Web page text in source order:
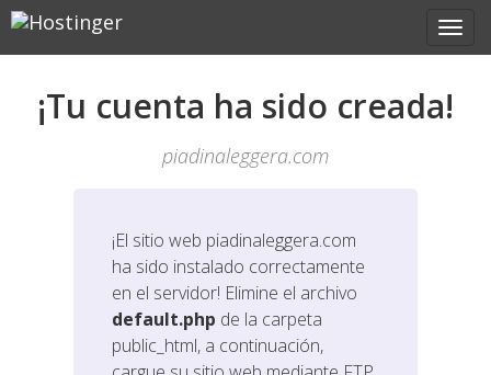
¡Tu cuenta ha sido creada!
piadinaleggera.com
¡El sitio web piadinaleggera.com
ha sido instalado correctamente
en el servidor! Elimine el archivo
default.php de la carpeta
public_html, a continuación,